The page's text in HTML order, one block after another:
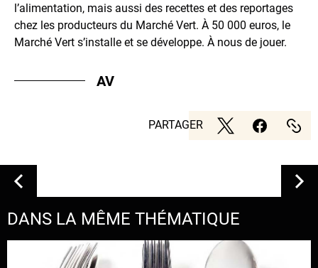
l’alimentation, mais aussi des recettes et des reportages
chez les producteurs du Marché Vert. À 50 000 euros, le
Marché Vert s’installe et se développe. À nous de jouer.
AV
PARTAGER
DANS LA MÊME THÉMATIQUE